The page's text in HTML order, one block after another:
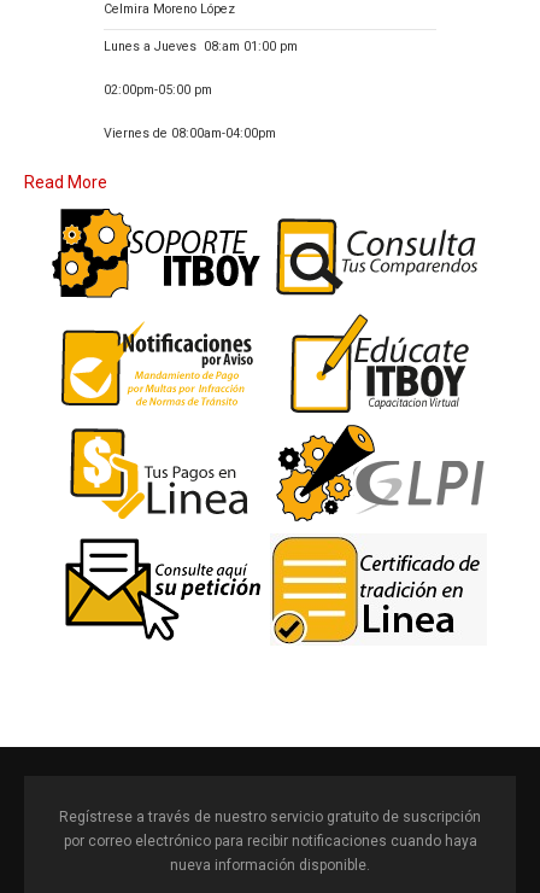
Celmira Moreno López
Lunes a Jueves 08:am 01:00 pm
02:00pm-05:00 pm
Viernes de 08:00am-04:00pm
Read More
Regístrese a través de nuestro servicio gratuito de suscripción
por correo electrónico para recibir notificaciones cuando haya
nueva información disponible.